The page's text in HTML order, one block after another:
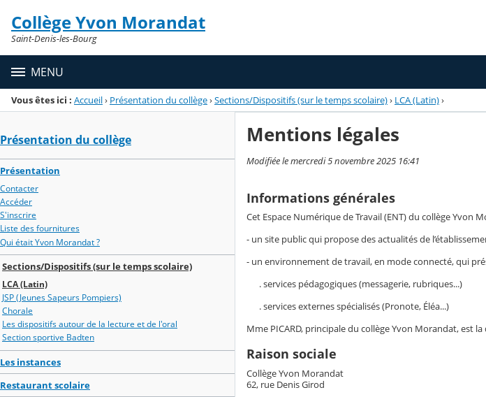
Menu de la rubrique
Contenu
Collège Yvon Morandat
Saint-Denis-les-Bourg
MENU
Vous êtes ici : Accueil› Présentation du collège›Sections/Dispositifs (sur le temps scolaire)› LCA (Latin)›
Présentation du collège
Présentation
Contacter
Accéder
S'inscrire
Liste des fournitures
Qui était Yvon Morandat ?
Sections/Dispositifs (sur le temps scolaire)
LCA (Latin)
JSP (Jeunes Sapeurs Pompiers)
Chorale
Les dispositifs autour de la lecture et de l'oral
Section sportive Badten
Les instances
Restaurant scolaire
Mentions légales
Modifiée le mercredi 5 novembre 2025 16:41
Informations générales
Cet Espace Numérique de Travail (ENT) du collège Yvon
- un site public qui propose des actualités de
- un environnement de travail, en mode connecté, qui
. services pédagogiques (messagerie, rubriques...)
. services externes spécialisés (Pronote, Éléa...)
Mme PICARD, principale du collège Yvon Morandat, est
Raison sociale
Collège Yvon Morandat
62, rue Denis Girod